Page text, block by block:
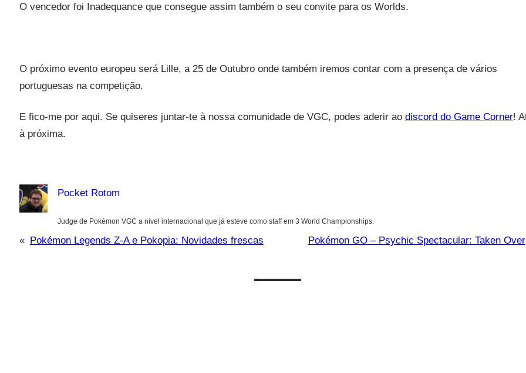
O vencedor foi Inadequance que consegue assim também o seu convite para os Worlds.
O próximo evento europeu será Lille, a 25 de Outubro onde também iremos contar com a presença de vários
portuguesas na competição.
E fico-me por aqui. Se quiseres juntar-te à nossa comunidade de VGC, podes aderir ao discord do Game Corner!
à próxima.
Pocket Rotom
Judge de Pokémon VGC a nível internacional que já esteve como staff em 3 World Championships.
« Pokémon Legends Z-A e Pokopia: Novidades frescas Pokémon GO – Psychic Spectacular: Taken Over